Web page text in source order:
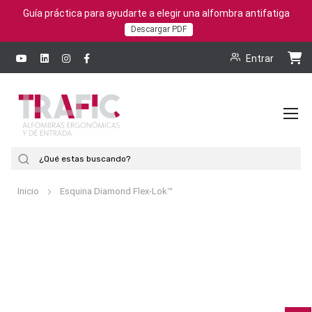
Guía práctica para ayudarte a elegir una alfombra antifatiga
Descargar PDF
Entrar
Inicio Esquina Diamond Flex-Lok™